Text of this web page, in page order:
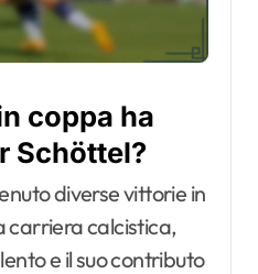
coppa ha
Schöttel?
diverse vittorie in
carriera calcistica,
e il suo contributo